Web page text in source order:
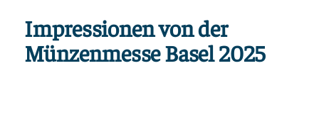
Impressionen von der
Münzenmesse Basel 2025